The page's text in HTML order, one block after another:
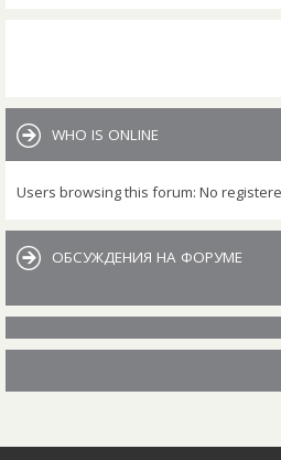
WHO IS ONLINE
Users browsing this forum: No
ОБСУЖДЕНИЯ НА ФОРУМЕ